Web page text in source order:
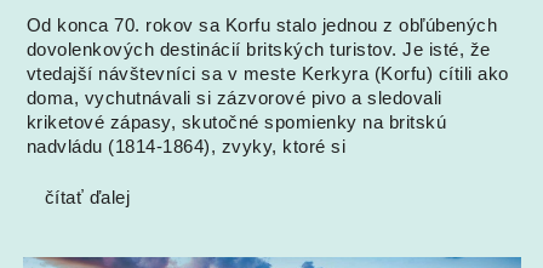
Od konca 70. rokov sa Korfu stalo jednou z obľúbených
dovolenkových destinácií britských turistov. Je isté, že
vtedajší návštevníci sa v meste Kerkyra (Korfu) cítili ako
doma, vychutnávali si zázvorové pivo a sledovali
kriketové zápasy, skutočné spomienky na britskú
nadvládu (1814-1864), zvyky, ktoré si
čítať ďalej